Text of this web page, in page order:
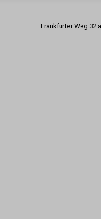
Frankfurter Weg 32 a